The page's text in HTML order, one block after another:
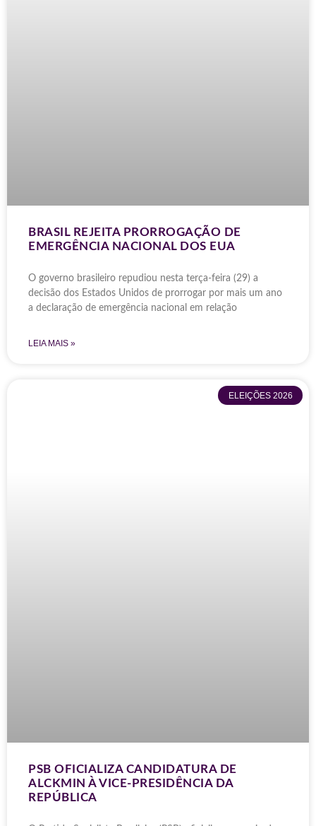
BRASIL REJEITA PRORROGAÇÃO DE
EMERGÊNCIA NACIONAL DOS EUA
O governo brasileiro repudiou nesta terça-feira (29) a
decisão dos Estados Unidos de prorrogar por mais um ano
a declaração de emergência nacional em relação
LEIA MAIS »
ELEIÇÕES 2026
PSB OFICIALIZA CANDIDATURA DE
ALCKMIN À VICE-PRESIDÊNCIA DA
REPÚBLICA